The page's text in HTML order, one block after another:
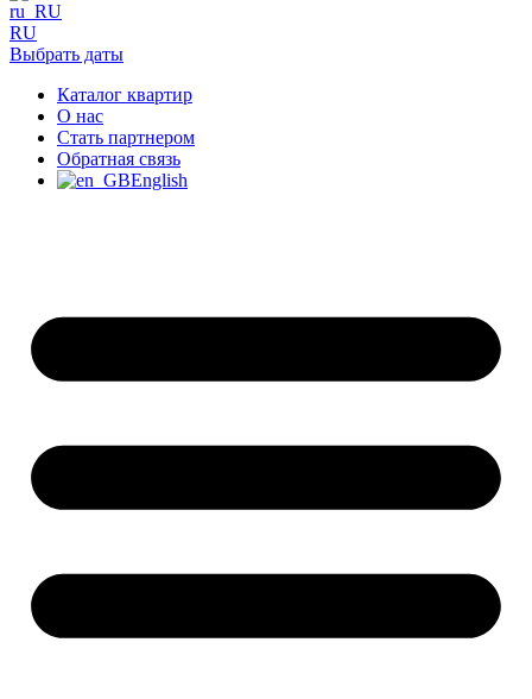
RU
Выбрать даты
Каталог квартир
О нас
Стать партнером
Обратная связь
English